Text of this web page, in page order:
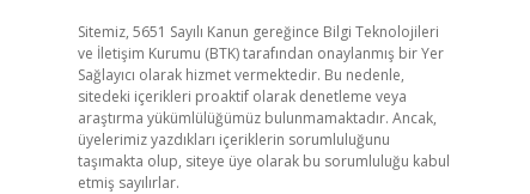
Sitemiz, 5651 Sayılı Kanun gereğince Bilgi Teknolojileri
ve İletişim Kurumu (BTK) tarafından onaylanmış bir Yer
Sağlayıcı olarak hizmet vermektedir. Bu nedenle,
sitedeki içerikleri proaktif olarak denetleme veya
araştırma yükümlülüğümüz bulunmamaktadır. Ancak,
üyelerimiz yazdıkları içeriklerin sorumluluğunu
taşımakta olup, siteye üye olarak bu sorumluluğu kabul
etmiş sayılırlar.